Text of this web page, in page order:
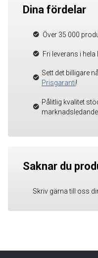
Dina fördelar
Över 35 000
Fri leverans i
Sett det billigare
Prisgaranti!
Pålitlig kvalitet
Saknar du
Skriv gärna till oss